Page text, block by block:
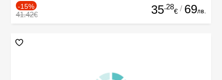
-15%
41.42€ 35.28
€ / 69лв.